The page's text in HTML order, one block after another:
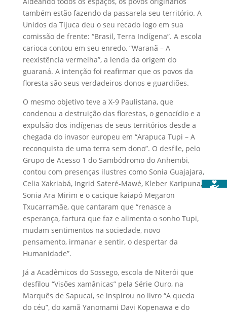
também estão fazendo da passarela seu território. A
Unidos da Tijuca deu o seu recado logo em sua
comissão de frente: “Brasil, Terra Indígena”. A escola
carioca contou em seu enredo, “Waranã – A
reexistência vermelha”, a lenda da origem do
guaraná. A intenção foi reafirmar que os povos da
floresta são seus verdadeiros donos e guardiões.
O mesmo objetivo teve a X-9 Paulistana, que
condenou a destruição das florestas, o genocídio e a
expulsão dos indígenas de seus territórios desde a
chegada do invasor europeu em “Arapuca Tupi – A
reconquista de uma terra sem dono”. O desfile, pelo
Grupo de Acesso 1 do Sambódromo do Anhembi,
contou com presenças ilustres como Sonia Guajajara,
Celia Xakriabá, Ingrid Sateré-Mawé, Kleber Karipuna,
Sonia Ara Mirim e o cacique kaiapó Megaron
Txucarramãe, que cantaram que “renasce a
esperança, fartura que faz e alimenta o sonho Tupi,
mudam sentimentos na sociedade, novo
pensamento, irmanar e sentir, o despertar da
Humanidade”.
Já a Acadêmicos do Sossego, escola de Niterói que
desfilou “Visões xamânicas” pela Série Ouro, na
Marquês de Sapucaí, se inspirou no livro “A queda
do céu”, do xamã Yanomami Davi Kopenawa e do